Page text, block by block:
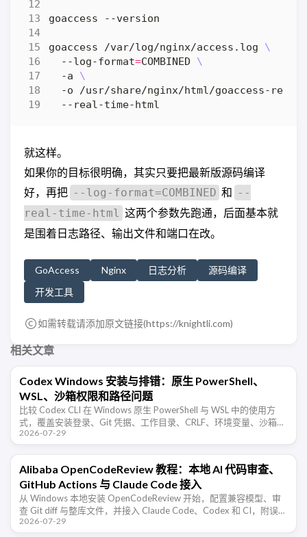
goaccess /var/log/nginx/access.log
  --log-format
=COMBINED
  -a
-o /usr/share/nginx/html/goaccess-
就这样。
如果你的目标很明确，其实只要把最新版源码编译
好，再把 --log-format=COMBINED 和 --
real-time-html 这两个参数先跑通，后面基本就
是围着日志路径、输出文件和端口在改。
GoAccess Nginx 日志分析
源码编译
开发工具
如需转载请添加原文链接(https://knightli.com)
相关文章
Codex Windows 安装与排错：原生 PowerShell、
WSL、沙箱权限和路径问题
比较 Codex CLI 在 Windows 原生 PowerShell 与 WSL 中的使用方
式，覆盖安装登录、Git 凭据、工作目录、CRLF、环境变量、沙箱审
批和常见权限错误。
2026-07-29
Alibaba OpenCodeReview 教程：本地 AI 代码审查、
GitHub Actions 与 Claude Code 接入
从 Windows 本地安装 OpenCodeReview 开始，配置兼容模型、审
查 Git diff 与整库文件，并接入 Claude Code、Codex 和 CI，附误
报、成本与权限排查。
2026-07-29